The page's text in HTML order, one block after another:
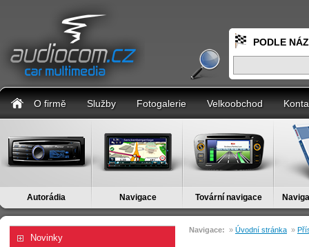
PODLE
O firmě Služby Fotogalerie Velkoobchod
Autorádia Navigace Tovární navigace
Novinky
Navigace: » Úvodní stránka »